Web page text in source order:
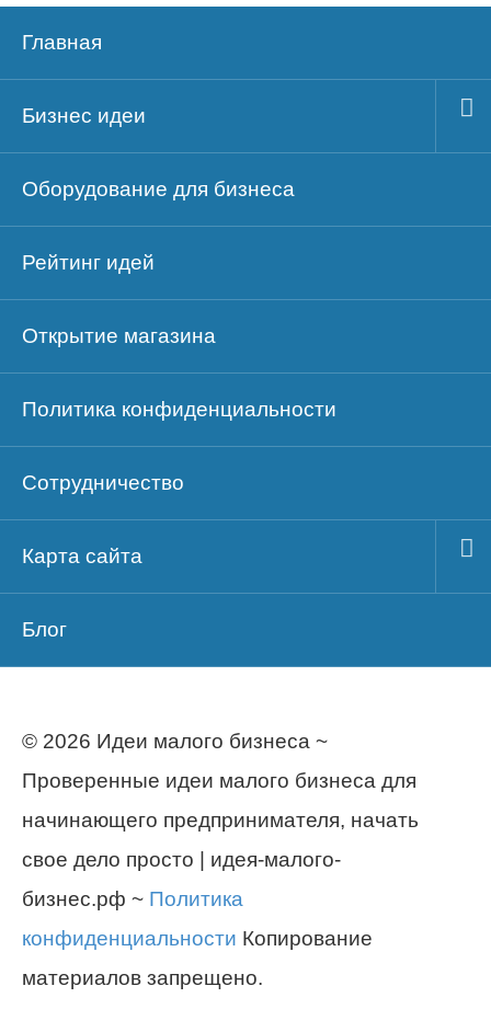
Главная
Бизнес идеи
Оборудование для бизнеса
Рейтинг идей
Открытие магазина
Политика конфиденциальности
Сотрудничество
Карта сайта
Блог
© 2026 Идеи малого бизнеса ~
Проверенные идеи малого бизнеса для
начинающего предпринимателя, начать
свое дело просто | идея-малого-
бизнес.рф ~ Политика
конфиденциальности Копирование
материалов запрещено.